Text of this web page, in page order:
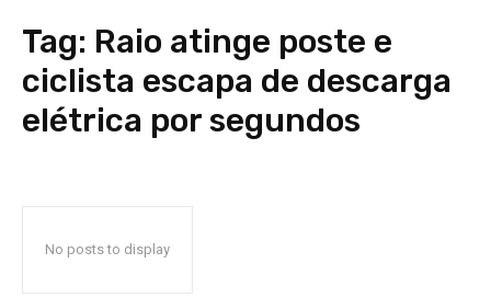
Tag: Raio atinge poste e
ciclista escapa de descarga
elétrica por segundos
No posts to display